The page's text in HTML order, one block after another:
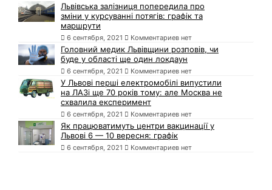
Львівська залізниця попередила про
зміни у курсуванні потягів: графік та
маршрути
6 сентября, 2021 Комментариев нет
Головний медик Львівщини розповів, чи
буде у області ще один локдаун
6 сентября, 2021 Комментариев нет
У Львові перші електромобілі випустили
на ЛАЗі ще 70 років тому: але Москва не
схвалила експеримент
6 сентября, 2021 Комментариев нет
Як працюватимуть центри вакцинації у
Львові 6 — 10 вересня: графік
6 сентября, 2021 Комментариев нет